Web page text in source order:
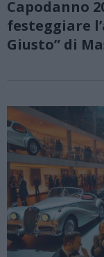
Capodanno
festeggiare
Giusto” di